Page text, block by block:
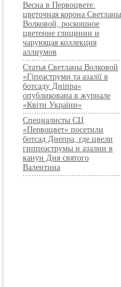
Весна в Первоцвете:
цветочная корона Светланы
Волковой, роскошное
цветение глицинии и
чарующая коллекция
аллиумов
Статья Светланы Волковой
«Гіпеаструми та азалії в
ботсаду Дніпра»
опубликована в журнале
«Квіти України»
Специалисты СЦ
«Первоцвет» посетили
ботсад Днепра, где цвели
гиппеаструмы и азалии в
канун Дня святого
Валентина